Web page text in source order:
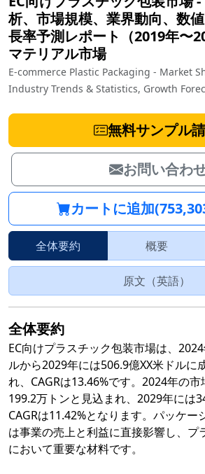
析、市場規模、業界動向、数
長率予測レポート（2019年〜
マテリアル市場
E-commerce Plastic Packaging - Market
Industry Trends & Statistics, Growth
無料サンプル
お問い合わ
カートに追加
全体要約 概要
原文（英語）
全体要約
EC向けプラスチック包装市場は、
ルから2029年には506.9億XX米ドルに
れ、CAGRは13.46%です。2024年の
199.2万トンと見込まれ、2029年には
CAGRは11.42%となります。パッケー
は事業の売上と利益に直接影響し、プ
において重要な材料です。